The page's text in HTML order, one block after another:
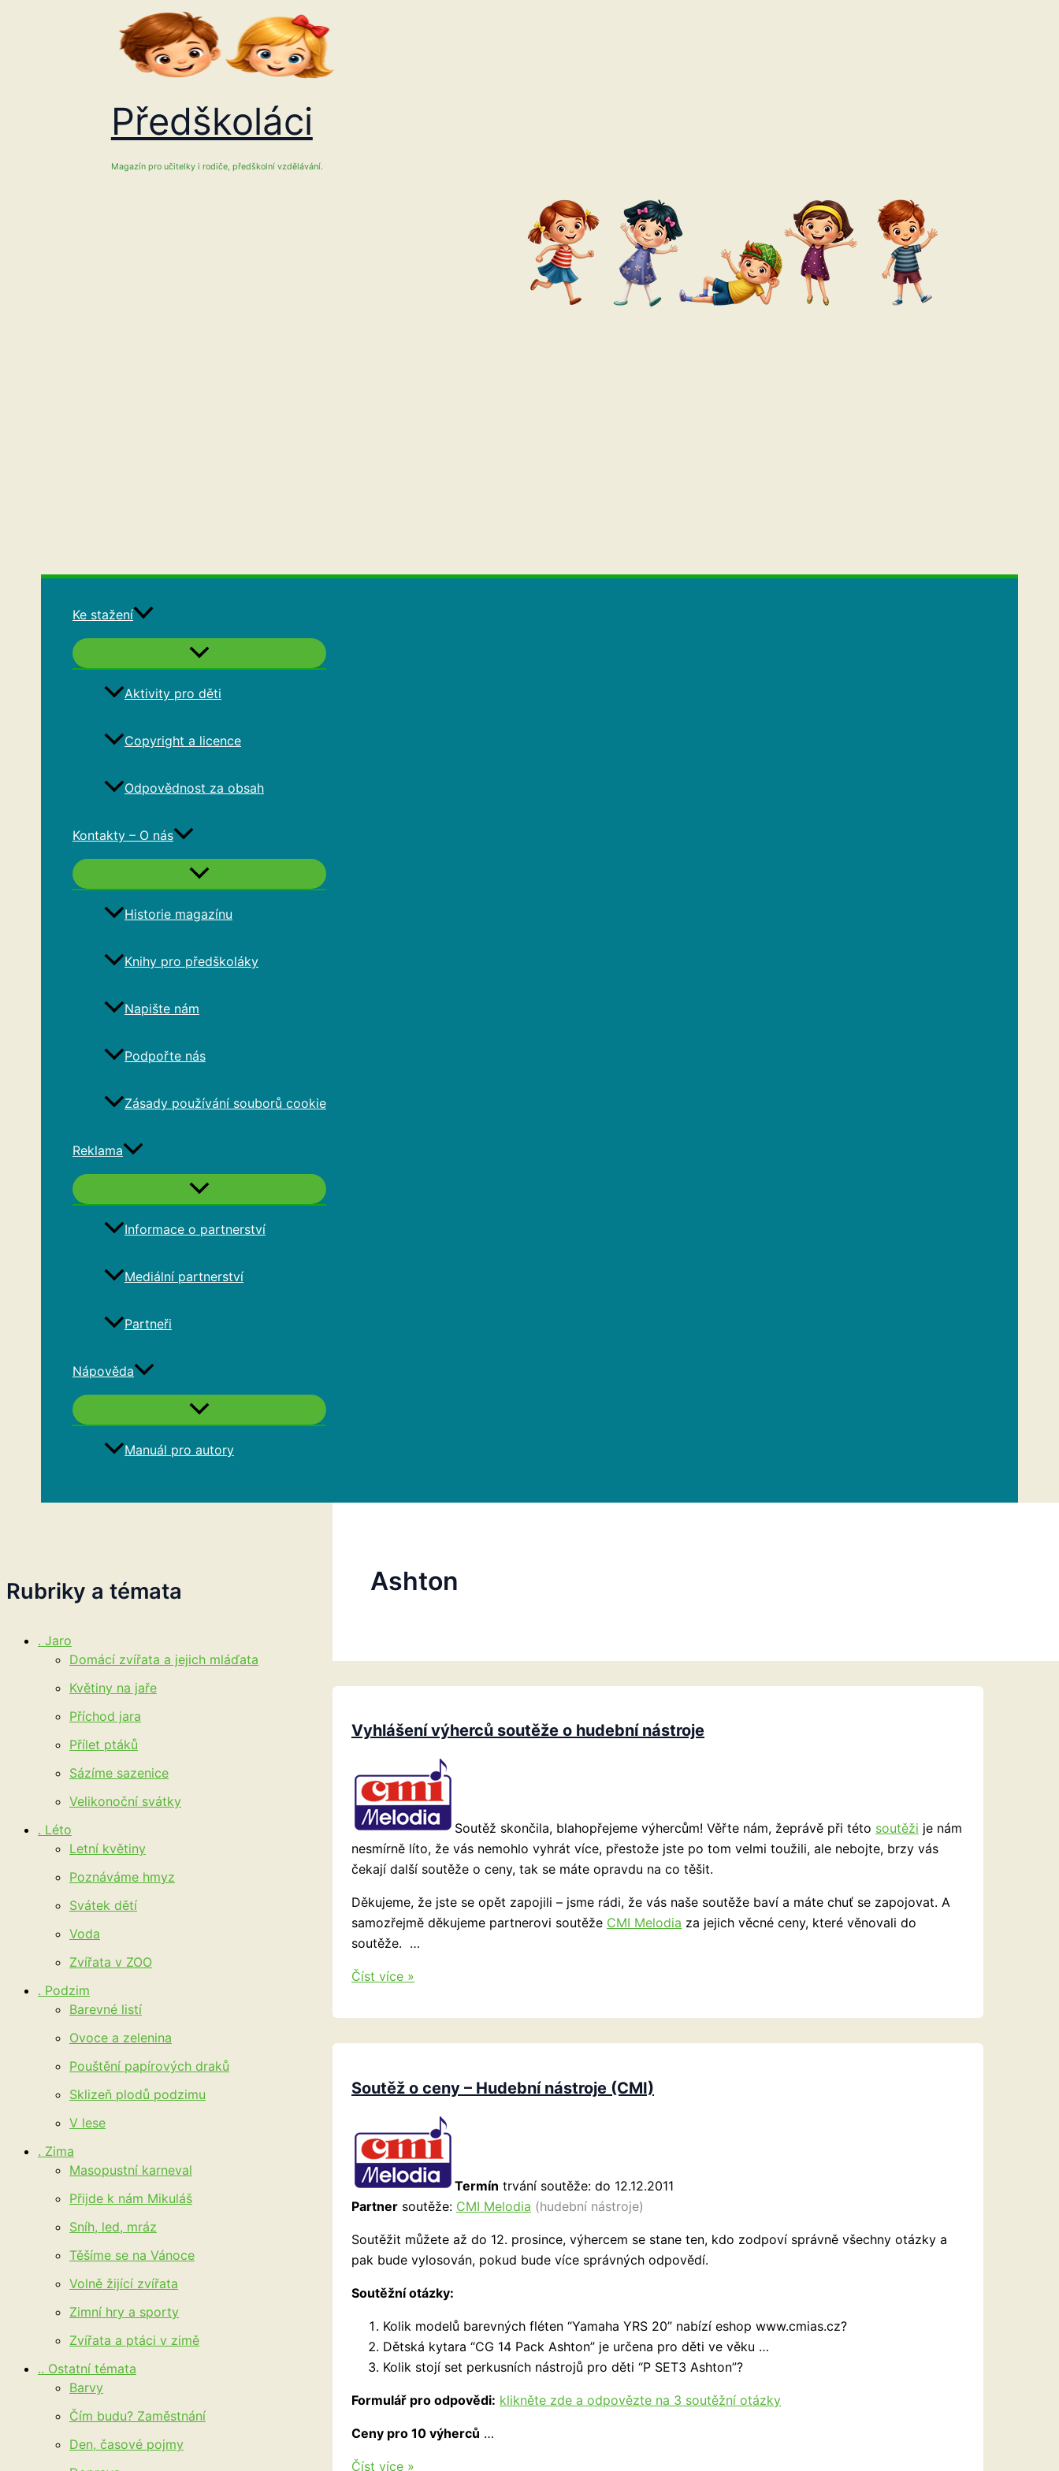
Předškoláci
Magazín pro učitelky i rodiče, předškolní vzdělávání.
Ke stažení
Aktivity pro děti
Copyright a licence
Odpovědnost za obsah
Kontakty – O nás
Historie magazínu
Knihy pro předškoláky
Napište nám
Podpořte nás
Zásady používání souborů cookie
Reklama
Informace o partnerství
Mediální partnerství
Partneři
Nápověda
Manuál pro autory
Rubriky a témata
. Jaro
Domácí zvířata a jejich mláďata
Květiny na jaře
Příchod jara
Přílet ptáků
Sázíme sazenice
Velikonoční svátky
. Léto
Letní květiny
Poznáváme hmyz
Svátek dětí
Voda
Zvířata v ZOO
. Podzim
Barevné listí
Ovoce a zelenina
Pouštění papírových draků
Sklizeň plodů podzimu
V lese
. Zima
Masopustní karneval
Přijde k nám Mikuláš
Sníh, led, mráz
Těšíme se na Vánoce
Volně žijící zvířata
Zimní hry a sporty
Zvířata a ptáci v zimě
.. Ostatní témata
Barvy
Čím budu? Zaměstnání
Den, časové pojmy
Ashton
Vyhlášení výherců soutěže o hudební nástroje
Soutěž skončila, blahopřejeme výhercům! Věřte nám, žeprávě při této soutěži je nám
nesmírně líto, že vás nemohlo vyhrát více, přestože jste po tom velmi toužili, ale nebojte, brzy vás
čekají další soutěže o ceny, tak se máte opravdu na co těšit.
Děkujeme, že jste se opět zapojili – jsme rádi, že vás naše soutěže baví a máte chuť se zapojovat. A
samozřejmě děkujeme partnerovi soutěže CMI Melodia za jejich věcné ceny, které věnovali do
soutěže. …
Vyhlášení
soutěže
nástroje
Číst více »
Soutěž o ceny – Hudební nástroje (CMI)
Termín trvání soutěže: do 12.12.2011
Partner soutěže: CMI Melodia (hudební nástroje)
Soutěžit můžete až do 12. prosince, výhercem se stane ten, kdo zodpoví správně všechny otázky a
pak bude vylosován, pokud bude více správných odpovědí.
Soutěžní otázky:
Kolik modelů barevných fléten “Yamaha YRS 20” nabízí eshop www.cmias.cz?
Dětská kytara “CG 14 Pack Ashton” je určena pro děti ve věku …
Kolik stojí set perkusních nástrojů pro děti “P SET3 Ashton”?
Formulář pro odpovědi: klikněte zde a odpovězte na 3 soutěžní otázky
Ceny pro 10 výherců …
Soutěž
Číst více »